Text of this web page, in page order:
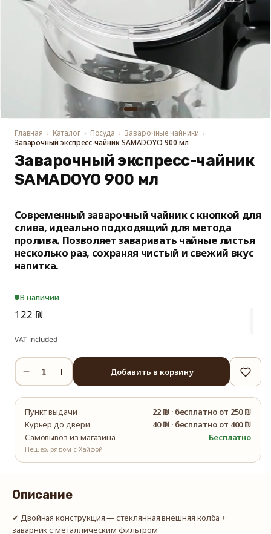
Главная Каталог Посуда
Заварочные чайники
Заварочный экспресс-чайник SAMADOYO 900 мл
Заварочный экспресс-чайник
SAMADOYO 900 мл
Современный заварочный чайник с кнопкой для
слива, идеально подходящий для метода
пролива. Позволяет заваривать чайные листья
несколько раз, сохраняя чистый и свежий вкус
напитка.
В наличии
122 ₪
VAT included
Уменьшить
количество
экспресс-
чайник
SAMADOYO
900
Увеличить
количество
экспресс-
чайник
SAMADOYO
900
Добавить в корзину
Пункт выдачи 22 ₪ · бесплатно от 250 ₪
Курьер до двери
40 ₪ · бесплатно от 400 ₪
Самовывоз из магазина
Нешер, рядом с Хайфой
Бесплатно
Описание
✔ Двойная конструкция — стеклянная внешняя колба +
заварник с металлическим фильтром